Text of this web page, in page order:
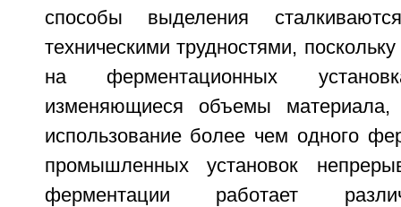
способы выделения
техническими трудностями,
на ферментационных
изменяющиеся объемы материала,
использование более чем одного
промышленных установок
ферментации работает